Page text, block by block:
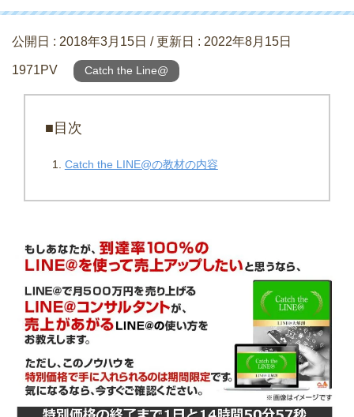
公開日 : 2018年3月15日 / 更新日 : 2022年8月15日
1971PV Catch the Line@
■目次
Catch the LINE@の教材の内容